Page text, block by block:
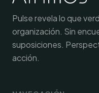
Pulse revela lo que
organización. Sin
suposiciones.
acción.